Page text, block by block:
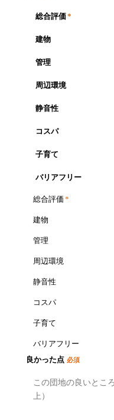
総合評価*
建物
管理
周辺環境
静音性
コスパ
子育て
バリアフリー
総合評価 *
建物
管理
周辺環境
静音性
コスパ
子育て
バリアフリー
良かった点 必須